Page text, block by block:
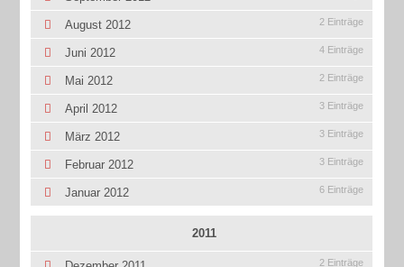
August 2012 2 Einträge
Juni 2012 4 Einträge
Mai 2012 2 Einträge
April 2012 3 Einträge
März 2012 3 Einträge
Februar 2012 3 Einträge
Januar 2012 6 Einträge
2011
2 Einträge